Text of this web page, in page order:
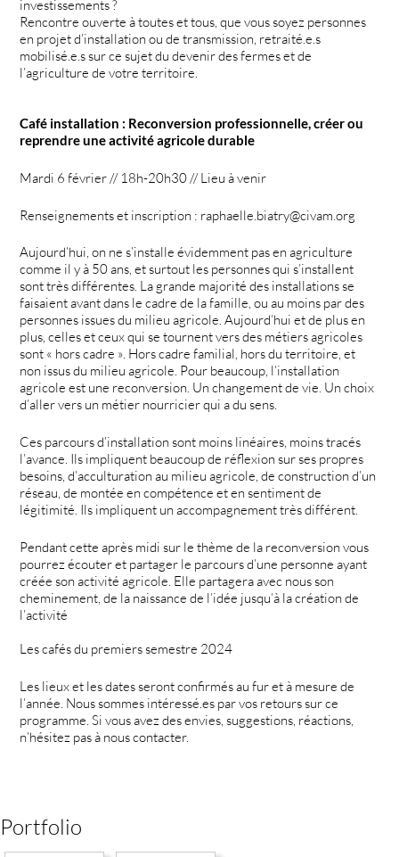
investissements ?
Rencontre ouverte à toutes et tous, que vous soyez personnes
en projet d’installation ou de transmission, retraité.e.s
mobilisé.e.s sur ce sujet du devenir des fermes et de
l’agriculture de votre territoire.
Café installation : Reconversion professionnelle, créer ou
reprendre une activité agricole durable
Mardi 6 février // 18h-20h30 // Lieu à venir
Renseignements et inscription : raphaelle.biatry@civam.org
Aujourd’hui, on ne s’installe évidemment pas en agriculture
comme il y à 50 ans, et surtout les personnes qui s’installent
sont très différentes. La grande majorité des installations se
faisaient avant dans le cadre de la famille, ou au moins par des
personnes issues du milieu agricole. Aujourd’hui et de plus en
plus, celles et ceux qui se tournent vers des métiers agricoles
sont « hors cadre ». Hors cadre familial, hors du territoire, et
non issus du milieu agricole. Pour beaucoup, l’installation
agricole est une reconversion. Un changement de vie. Un choix
d’aller vers un métier nourricier qui a du sens.
Ces parcours d’installation sont moins linéaires, moins tracés
l’avance. Ils impliquent beaucoup de réflexion sur ses propres
besoins, d’acculturation au milieu agricole, de construction d’un
réseau, de montée en compétence et en sentiment de
légitimité. Ils impliquent un accompagnement très différent.
Pendant cette après midi sur le thème de la reconversion vous
pourrez écouter et partager le parcours d’une personne ayant
créée son activité agricole. Elle partagera avec nous son
cheminement, de la naissance de l’idée jusqu’à la création de
l’activité
Les cafés du premiers semestre 2024
Les lieux et les dates seront confirmés au fur et à mesure de
l’année. Nous sommes intéressé.es par vos retours sur ce
programme. Si vous avez des envies, suggestions, réactions,
n’hésitez pas à nous contacter.
Portfolio